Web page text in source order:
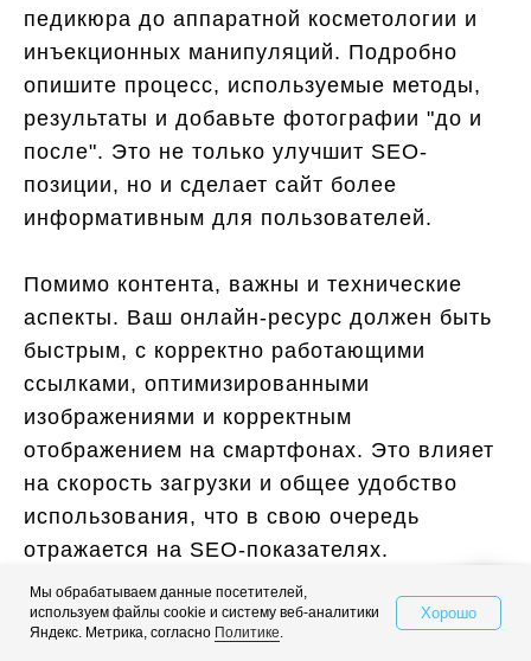
педикюра до аппаратной косметологии и
инъекционных манипуляций. Подробно
опишите процесс, используемые методы,
результаты и добавьте фотографии "до и
после". Это не только улучшит SEO-
позиции, но и сделает сайт более
информативным для пользователей.
Помимо контента, важны и технические
аспекты. Ваш онлайн-ресурс должен быть
быстрым, с корректно работающими
ссылками, оптимизированными
изображениями и корректным
отображением на смартфонах. Это влияет
на скорость загрузки и общее удобство
использования, что в свою очередь
отражается на SEO-показателях.
5. Социальные сети
Свяжитесь с нами
Мы обрабатываем данные посетителей,
используем файлы cookie и систему веб-аналитики
Яндекс. Метрика, согласно Политике.
Хорошо